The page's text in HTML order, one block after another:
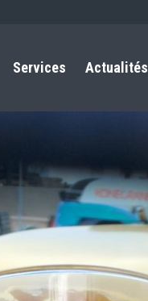
Services Actualités